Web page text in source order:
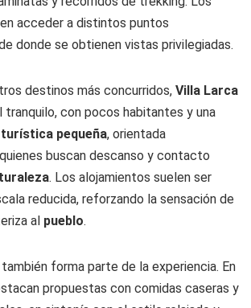
acceder a distintos puntos
donde se obtienen vistas privilegiadas.
destinos más concurridos, Villa Larca
tranquilo, con pocos habitantes y una
pequeña, orientada
buscan descanso y contacto
. Los alojamientos suelen ser
reducida, reforzando la sensación de
al pueblo.
también forma parte de la experiencia. En
propuestas con comidas caseras y